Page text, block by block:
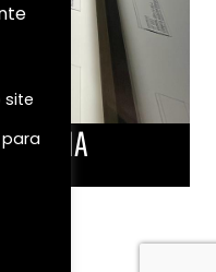
site